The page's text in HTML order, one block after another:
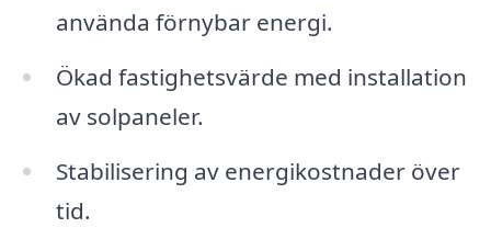
använda förnybar energi.
Ökad fastighetsvärde med installation
av solpaneler.
Stabilisering av energikostnader över
tid.